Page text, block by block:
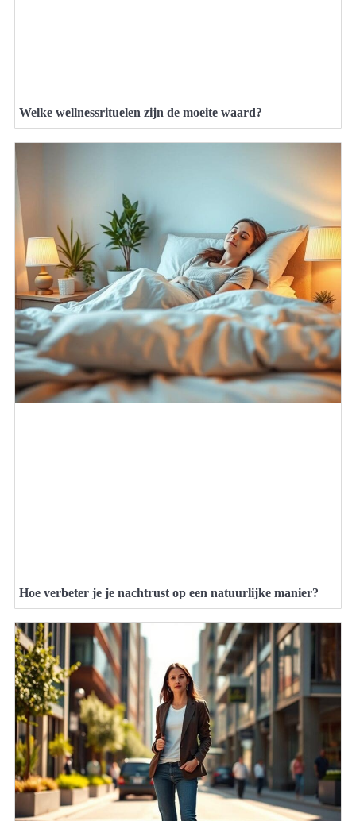
Welke wellnessrituelen zijn de moeite waard?
Hoe verbeter je je nachtrust op een natuurlijke manier?